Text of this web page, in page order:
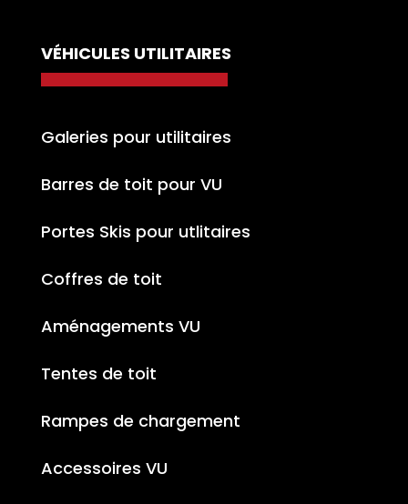
VÉHICULES UTILITAIRES
Galeries pour utilitaires
Barres de toit pour VU
Portes Skis pour utlitaires
Coffres de toit
Aménagements VU
Tentes de toit
Rampes de chargement
Accessoires VU